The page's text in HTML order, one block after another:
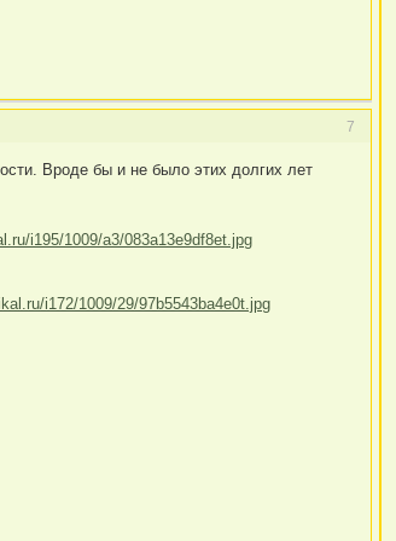
7
Вроде бы и не было этих долгих лет